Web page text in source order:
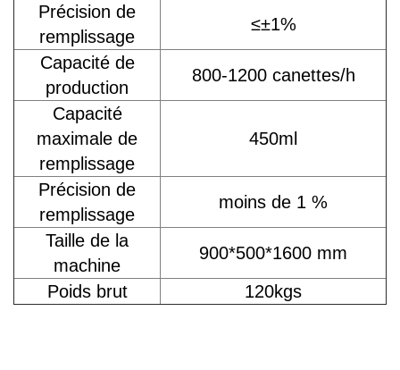
Précision de
remplissage
≤±1%
Capacité de
production
800-1200 canettes/h
Capacité
maximale de
remplissage
450ml
Précision de
remplissage
moins de 1 %
Taille de la
machine
900*500*1600 mm
Poids brut
120kgs